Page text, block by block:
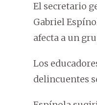
El secretario
Gabriel
afecta a un
Los
delincuentes